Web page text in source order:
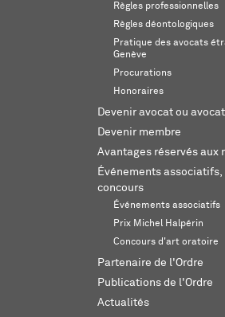
Règles professionnelles
Règles déontologiques
Pratique des avocats
Genève
Procurations
Honoraires
Devenir avocat ou
Devenir membre
Avantages réservés aux
Événements associatifs,
concours
Événements associatifs
Prix Michel Halpérin
Concours d'art oratoire
Partenaire de l'Ordre
Publications de l'Ordre
Actualités